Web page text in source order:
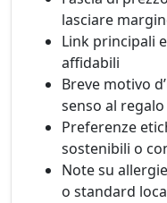
lasciare
Link principali
affidabili
Breve motivo
senso al regalo
Preferenze
sostenibili o
Note su
o standard